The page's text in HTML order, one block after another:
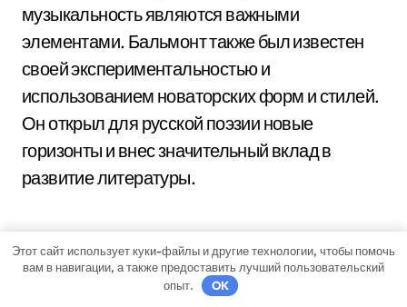
музыкальность являются важными
элементами. Бальмонт также был известен
своей экспериментальностью и
использованием новаторских форм и стилей.
Он открыл для русской поэзии новые
горизонты и внес значительный вклад в
развитие литературы.
Этот сайт использует куки-файлы и другие технологии, чтобы помочь
вам в навигации, а также предоставить лучший пользовательский
опыт.
OK